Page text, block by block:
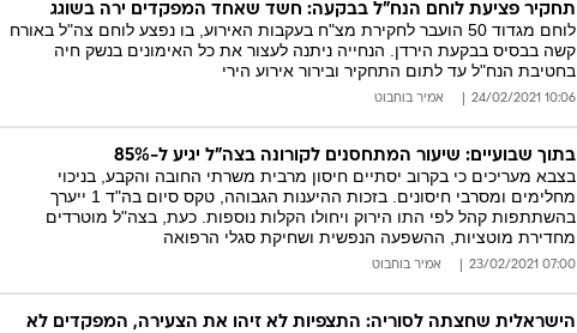
תחקיר פציעת לוחם הנח"ל בבקעה: חשד שאחד המפקדים ירה בשוגג
לוחם מגדוד 50 הועבר לחקירת מצ"ח בעקבות האירוע, בו נפצע לוחם צה"ל באורח
קשה בבסיס בבקעת הירדן. הנחייה ניתנה לעצור את כל האימונים בנשק חיה
בחטיבת הנח"ל עד לתום התחקיר ובירור אירוע הירי
10:06 24/02/2021 אמיר בוחבוט
בתוך שבועיים: שיעור המתחסנים לקורונה בצה"ל יגיע ל-85%
בצבא מעריכים כי בקרוב יסתיים חיסון מרבית משרתי החובה והקבע, בניכוי
מחלימים ומסרבי חיסונים. בזכות ההיענות הגבוהה, טקס סיום בה"ד 1 ייערך
בהשתתפות קהל לפי התו הירוק ויחולו הקלות נוספות. כעת, בצה"ל מוטרדים
מחדירת מוטציות, ההשפעה הנפשית ושחיקת סגלי הרפואה
07:00 23/02/2021 אמיר בוחבוט
הישראלית שחצתה לסוריה: התצפיות לא זיהו את הצעירה, המפקדים לא